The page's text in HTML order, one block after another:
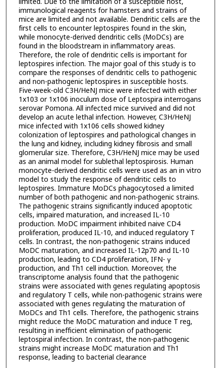
immunological reagents for hamsters and strains of
mice are limited and not available. Dendritic cells are the
first cells to encounter leptospires found in the skin,
while monocyte-derived dendritic cells (MoDCs) are
found in the bloodstream in inflammatory areas.
Therefore, the role of dendritic cells is important for
leptospires infection. The major goal of this study is to
compare the responses of dendritic cells to pathogenic
and non-pathogenic leptospires in susceptible hosts.
Five-week-old C3H/HeNJ mice were infected with either
1x103 or 1x106 inoculum dose of Leptospira interrogans
serovar Pomona. All infected mice survived and did not
develop an acute lethal infection. However, C3H/HeNJ
mice infected with 1x106 cells showed kidney
colonization of leptospires and pathological changes in
the lung and kidney, including kidney fibrosis and small
glomerular size. Therefore, C3H/HeNJ mice may be used
as an animal model for sublethal leptospirosis. Human
monocyte-derived dendritic cells were used as an in vitro
model to study the response of dendritic cells to
leptospires. Immature MoDCs phagocytosed a limited
number of both pathogenic and non-pathogenic strains.
The pathogenic strains significantly induced apoptotic
cells, impaired maturation, and increased IL-10
production. MoDC impairment inhibited naive CD4
proliferation, produced IL-10, and induced regulatory T
cells. In contrast, the non-pathogenic strains induced
MoDC maturation, and increased IL-12p70 and IL-10
production, leading to CD4 proliferation, IFN- γ
production, and Th1 cell induction. Moreover, the
transcriptome analysis found that the pathogenic
strains were associated with genes regulating apoptosis
and regulatory T cells, while non-pathogenic strains were
associated with genes regulating the maturation of
MoDCs and Th1 cells. Therefore, the pathogenic strains
might reduce the MoDC maturation and induce T reg,
resulting in inefficient elimination of pathogenic
leptospiral infection. In contrast, the non-pathogenic
strains might increase MoDC maturation and Th1
response, leading to bacterial clearance